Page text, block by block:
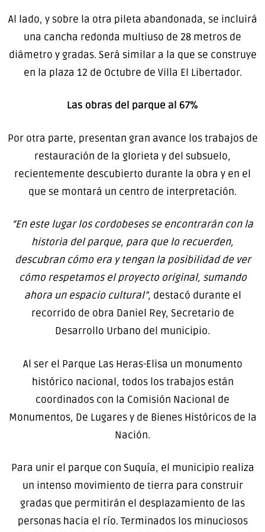
Al lado, y sobre la otra pileta abandonada, se incluirá
una cancha redonda multiuso de 28 metros de
diámetro y gradas. Será similar a la que se construye
en la plaza 12 de Octubre de Villa El Libertador.
Las obras del parque al 67%
Por otra parte, presentan gran avance los trabajos de
restauración de la glorieta y del subsuelo,
recientemente descubierto durante la obra y en el
que se montará un centro de interpretación.
“En este lugar los cordobeses se encontrarán con la
historia del parque, para que lo recuerden,
descubran cómo era y tengan la posibilidad de ver
cómo respetamos el proyecto original, sumando
ahora un espacio cultural”, destacó durante el
recorrido de obra Daniel Rey, Secretario de
Desarrollo Urbano del municipio.
Al ser el Parque Las Heras-Elisa un monumento
histórico nacional, todos los trabajos están
coordinados con la Comisión Nacional de
Monumentos, De Lugares y de Bienes Históricos de la
Nación.
Para unir el parque con Suquía, el municipio realiza
un intenso movimiento de tierra para construir
gradas que permitirán el desplazamiento de las
personas hacia el río. Terminados los minuciosos